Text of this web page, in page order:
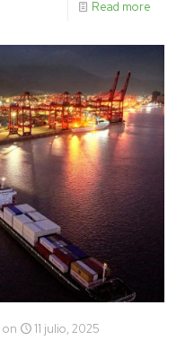
Read more
on 11 julio, 2025